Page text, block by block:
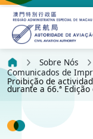
Sobre Nós
Comunicados de
Proibição de
durante a 66.ª